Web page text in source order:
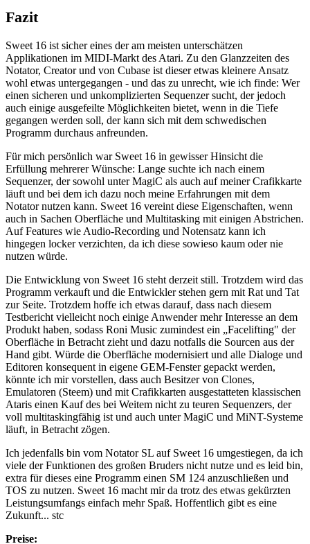
Fazit
Sweet 16 ist sicher eines der am meisten unterschätzen
Applikationen im MIDI-Markt des Atari. Zu den Glanzzeiten des
Notator, Creator und von Cubase ist dieser etwas kleinere Ansatz
wohl etwas untergegangen - und das zu unrecht, wie ich finde: Wer
einen sicheren und unkomplizierten Sequenzer sucht, der jedoch
auch einige ausgefeilte Möglichkeiten bietet, wenn in die Tiefe
gegangen werden soll, der kann sich mit dem schwedischen
Programm durchaus anfreunden.
Für mich persönlich war Sweet 16 in gewisser Hinsicht die
Erfüllung mehrerer Wünsche: Lange suchte ich nach einem
Sequenzer, der sowohl unter MagiC als auch auf meiner Crafikkarte
läuft und bei dem ich dazu noch meine Erfahrungen mit dem
Notator nutzen kann. Sweet 16 vereint diese Eigenschaften, wenn
auch in Sachen Oberfläche und Multitasking mit einigen Abstrichen.
Auf Features wie Audio-Recording und Notensatz kann ich
hingegen locker verzichten, da ich diese sowieso kaum oder nie
nutzen würde.
Die Entwicklung von Sweet 16 steht derzeit still. Trotzdem wird das
Programm verkauft und die Entwickler stehen gern mit Rat und Tat
zur Seite. Trotzdem hoffe ich etwas darauf, dass nach diesem
Testbericht vielleicht noch einige Anwender mehr Interesse an dem
Produkt haben, sodass Roni Music zumindest ein „Facelifting" der
Oberfläche in Betracht zieht und dazu notfalls die Sourcen aus der
Hand gibt. Würde die Oberfläche modernisiert und alle Dialoge und
Editoren konsequent in eigene GEM-Fenster gepackt werden,
könnte ich mir vorstellen, dass auch Besitzer von Clones,
Emulatoren (Steem) und mit Crafikkarten ausgestatteten klassischen
Ataris einen Kauf des bei Weitem nicht zu teuren Sequenzers, der
voll multitaskingfähig ist und auch unter MagiC und MiNT-Systeme
läuft, in Betracht zögen.
Ich jedenfalls bin vom Notator SL auf Sweet 16 umgestiegen, da ich
viele der Funktionen des großen Bruders nicht nutze und es leid bin,
extra für dieses eine Programm einen SM 124 anzuschließen und
TOS zu nutzen. Sweet 16 macht mir da trotz des etwas gekürzten
Leistungsumfangs einfach mehr Spaß. Hoffentlich gibt es eine
Zukunft... stc
Preise: